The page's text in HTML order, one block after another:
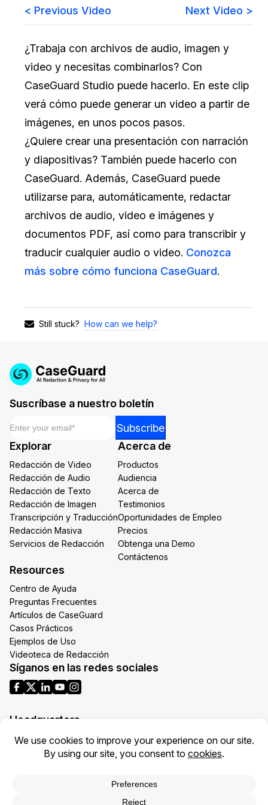
Servicios Financieros
Casinos
Medios de Comunicación y
Entretenimiento
Centros de Atención Telefónica
Centros de Crisis y Las Líneas Directas
La Venta al Por Menor
TI y Operaciones
Videoteca
Recomendaciones
Sobre nosotros
Trabaja con nosotros
< Previous Video Next Video >
¿Trabaja con archivos de audio, imagen y
video y necesitas combinarlos? Con
CaseGuard Studio puede hacerlo. En este clip
verá cómo puede generar un video a partir de
imágenes, en unos pocos pasos.
¿Quiere crear una presentación con narración
y diapositivas? También puede hacerlo con
CaseGuard. Además, CaseGuard puede
utilizarse para, automáticamente, redactar
archivos de audio, video e imágenes y
documentos PDF, así como para transcribir y
traducir cualquier audio o video. Conozca
más sobre cómo funciona CaseGuard.
Still stuck? How can we help?
Suscríbase a nuestro boletín
Email
Subscribe
Explorar
Redacción de Video
Redacción de Audio
Redacción de Texto
Redacción de Imagen
Transcripción y Traducción
Redacción Masiva
Servicios de Redacción
Acerca de
Productos
Audiencia
Acerca de
Testimonios
Oportunidades de Empleo
Precios
Obtenga una Demo
Contáctenos
Resources
Centro de Ayuda
Preguntas Frecuentes
Artículos de CaseGuard
Casos Prácticos
Ejemplos de Uso
Videoteca de Redacción
Síganos en las redes sociales
Headquarters
1700 N Moore St Suite 1701
Arlington VA 22209